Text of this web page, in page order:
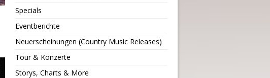
Specials
Eventberichte
Neuerscheinungen (Country Music Releases)
Tour & Konzerte
Storys, Charts & More